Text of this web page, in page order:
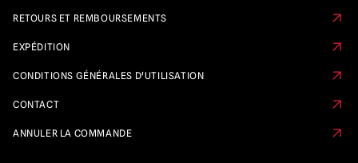
RETOURS ET REMBOURSEMENTS
EXPÉDITION
CONDITIONS GÉNÉRALES D'UTILISATION
CONTACT
ANNULER LA COMMANDE